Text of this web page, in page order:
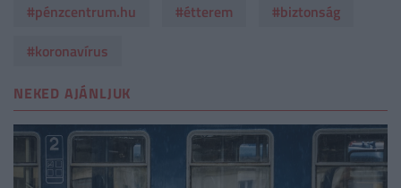
#pénzcentrum.hu
#étterem
#biztonság
#koronavírus
NEKED AJÁNLJUK